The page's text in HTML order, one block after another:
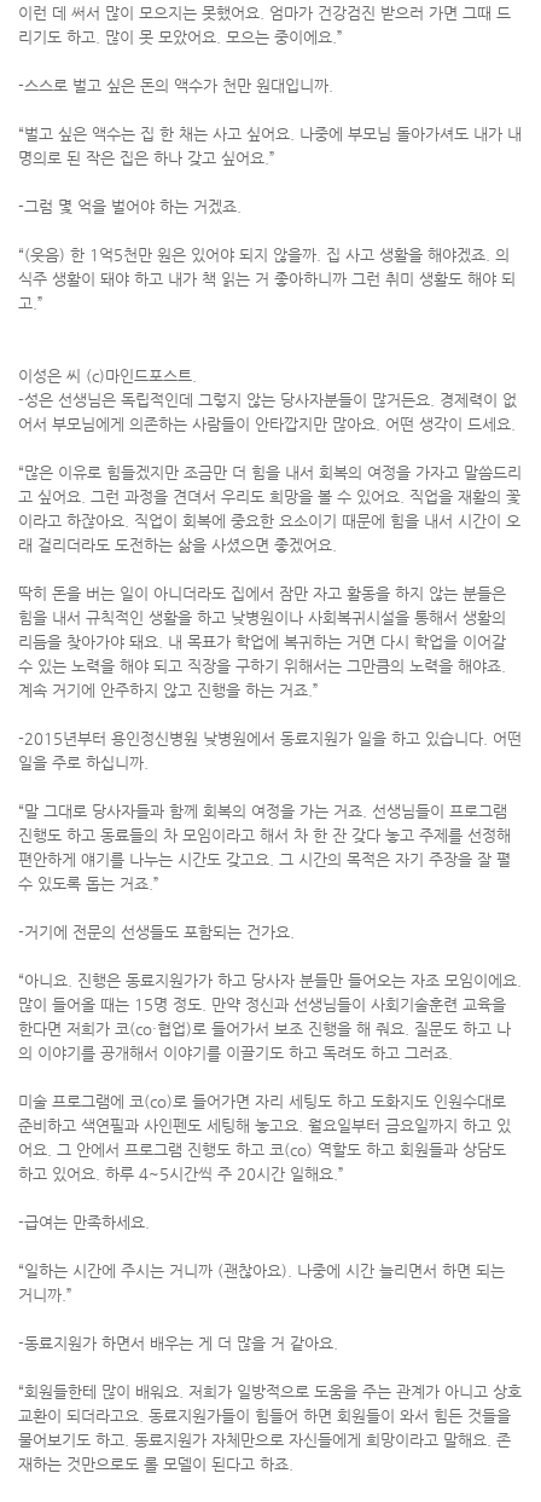
이런 데 써서 많이 모으지는 못했어요. 엄마가 건강검진 받으러 가면 그때 드
리기도 하고. 많이 못 모았어요. 모으는 중이에요.”
-스스로 벌고 싶은 돈의 액수가 천만 원대입니까.
“벌고 싶은 액수는 집 한 채는 사고 싶어요. 나중에 부모님 돌아가셔도 내가 내
명의로 된 작은 집은 하나 갖고 싶어요.”
-그럼 몇 억을 벌어야 하는 거겠죠.
“(웃음) 한 1억5천만 원은 있어야 되지 않을까. 집 사고 생활을 해야겠죠. 의
식주 생활이 돼야 하고 내가 책 읽는 거 좋아하니까 그런 취미 생활도 해야 되
고.”
이성은 씨 (c)마인드포스트.
-성은 선생님은 독립적인데 그렇지 않는 당사자분들이 많거든요. 경제력이 없
어서 부모님에게 의존하는 사람들이 안타깝지만 많아요. 어떤 생각이 드세요.
“많은 이유로 힘들겠지만 조금만 더 힘을 내서 회복의 여정을 가자고 말씀드리
고 싶어요. 그런 과정을 견뎌서 우리도 희망을 볼 수 있어요. 직업을 재활의 꽃
이라고 하잖아요. 직업이 회복에 중요한 요소이기 때문에 힘을 내서 시간이 오
래 걸리더라도 도전하는 삶을 사셨으면 좋겠어요.
딱히 돈을 버는 일이 아니더라도 집에서 잠만 자고 활동을 하지 않는 분들은
힘을 내서 규칙적인 생활을 하고 낮병원이나 사회복귀시설을 통해서 생활의
리듬을 찾아가야 돼요. 내 목표가 학업에 복귀하는 거면 다시 학업을 이어갈
수 있는 노력을 해야 되고 직장을 구하기 위해서는 그만큼의 노력을 해야죠.
계속 거기에 안주하지 않고 진행을 하는 거죠.”
-2015년부터 용인정신병원 낮병원에서 동료지원가 일을 하고 있습니다. 어떤
일을 주로 하십니까.
“말 그대로 당사자들과 함께 회복의 여정을 가는 거죠. 선생님들이 프로그램
진행도 하고 동료들의 차 모임이라고 해서 차 한 잔 갖다 놓고 주제를 선정해
편안하게 얘기를 나누는 시간도 갖고요. 그 시간의 목적은 자기 주장을 잘 펼
수 있도록 돕는 거죠.”
-거기에 전문의 선생들도 포함되는 건가요.
“아니요. 진행은 동료지원가가 하고 당사자 분들만 들어오는 자조 모임이에요.
많이 들어올 때는 15명 정도. 만약 정신과 선생님들이 사회기술훈련 교육을
한다면 저희가 코(co·협업)로 들어가서 보조 진행을 해 줘요. 질문도 하고 나
의 이야기를 공개해서 이야기를 이끌기도 하고 독려도 하고 그러죠.
미술 프로그램에 코(co)로 들어가면 자리 세팅도 하고 도화지도 인원수대로
준비하고 색연필과 사인펜도 세팅해 놓고요. 월요일부터 금요일까지 하고 있
어요. 그 안에서 프로그램 진행도 하고 코(co) 역할도 하고 회원들과 상담도
하고 있어요. 하루 4~5시간씩 주 20시간 일해요.”
-급여는 만족하세요.
“일하는 시간에 주시는 거니까 (괜찮아요). 나중에 시간 늘리면서 하면 되는
거니까.”
-동료지원가 하면서 배우는 게 더 많을 거 같아요.
“회원들한테 많이 배워요. 저희가 일방적으로 도움을 주는 관계가 아니고 상호
교환이 되더라고요. 동료지원가들이 힘들어 하면 회원들이 와서 힘든 것들을
물어보기도 하고. 동료지원가 자체만으로 자신들에게 희망이라고 말해요. 존
재하는 것만으로도 롤 모델이 된다고 하죠.